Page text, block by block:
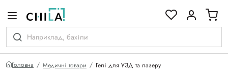
Головна Медичні товари Гелі для УЗД та лазеру
гамі